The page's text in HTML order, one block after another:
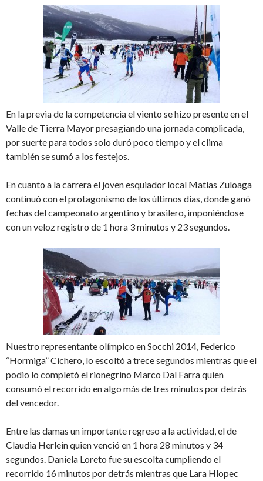
En la previa de la competencia el viento se hizo presente en el
Valle de Tierra Mayor presagiando una jornada complicada,
por suerte para todos solo duró poco tiempo y el clima
también se sumó a los festejos.
En cuanto a la carrera el joven esquiador local Matías Zuloaga
continuó con el protagonismo de los últimos días, donde ganó
fechas del campeonato argentino y brasilero, imponiéndose
con un veloz registro de 1 hora 3 minutos y 23 segundos.
Nuestro representante olímpico en Socchi 2014, Federico
“Hormiga” Cichero, lo escoltó a trece segundos mientras que el
podio lo completó el rionegrino Marco Dal Farra quien
consumó el recorrido en algo más de tres minutos por detrás
del vencedor.
Entre las damas un importante regreso a la actividad, el de
Claudia Herlein quien venció en 1 hora 28 minutos y 34
segundos. Daniela Loreto fue su escolta cumpliendo el
recorrido 16 minutos por detrás mientras que Lara Hlopec